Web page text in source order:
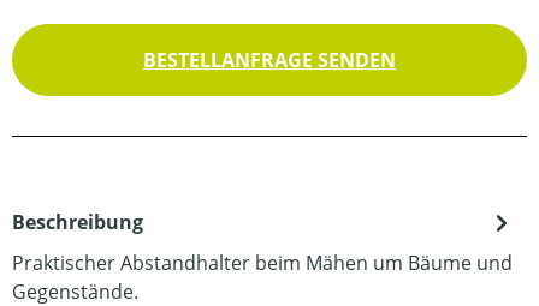
BESTELLANFRAGE SENDEN
Beschreibung
Praktischer Abstandhalter beim Mähen um Bäume und
Gegenstände.